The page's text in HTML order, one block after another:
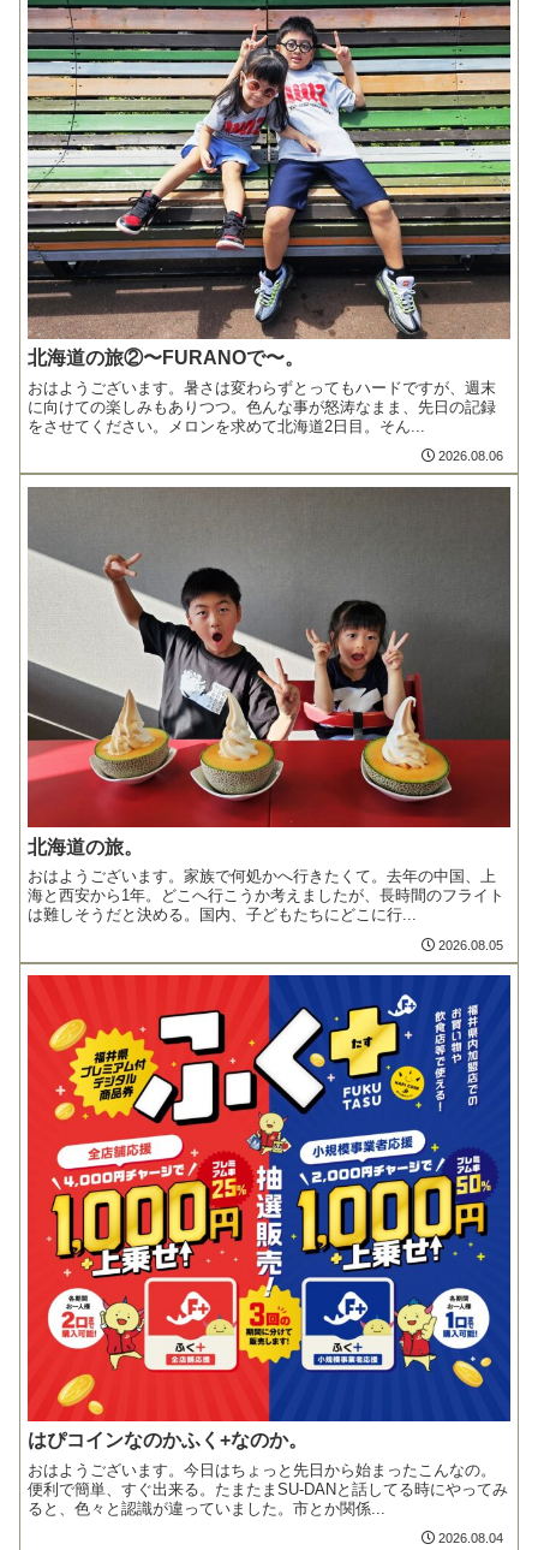
北海道の旅②〜FURANOで〜。
おはようございます。暑さは変わらずとってもハードですが、週末
に向けての楽しみもありつつ。色んな事が怒涛なまま、先日の記録
をさせてください。メロンを求めて北海道2日目。そん...
2026.08.06
北海道の旅。
おはようございます。家族で何処かへ行きたくて。去年の中国、上
海と西安から1年。どこへ行こうか考えましたが、長時間のフライト
は難しそうだと決める。国内、子どもたちにどこに行...
2026.08.05
はぴコインなのかふく+なのか。
おはようございます。今日はちょっと先日から始まったこんなの。
便利で簡単、すぐ出来る。たまたまSU-DANと話してる時にやってみ
ると、色々と認識が違っていました。市とか関係...
2026.08.04